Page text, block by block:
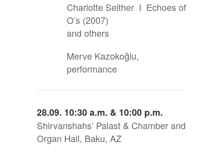
Charlotte Seither I Echoes of
O’s (2007)
and others
Merve Kazokoğlu,
performance
28.09. 10:30 a.m. & 10:00 p.m.
Shirvanshahs’ Palast & Chamber and
Organ Hall, Baku, AZ